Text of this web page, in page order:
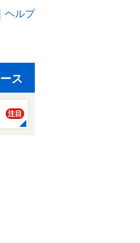
ヘルプ
ス
注目